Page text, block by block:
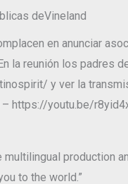
deVineland
en anunciar
la reunión los padres
y ver la
https://youtu.be/